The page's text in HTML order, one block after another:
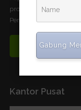
produktivitas pertanian
Pertanian Republik
Read More
Kantor Pusat
Gabung